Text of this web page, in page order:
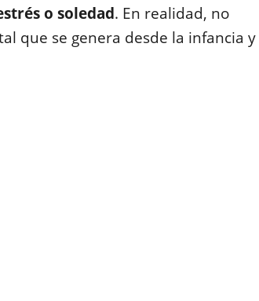
o soledad. En realidad, no
que se genera desde la infancia y